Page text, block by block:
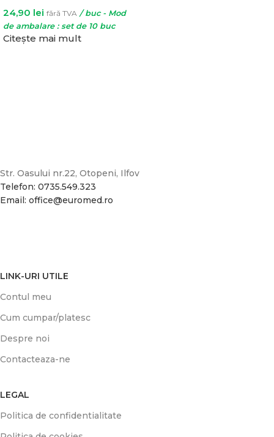
24,90 lei fără TVA / buc - Mod
de ambalare : set de 10 buc
Citește mai mult
Str. Oasului nr.22, Otopeni, Ilfov
Telefon: 0735.549.323
Email: office@euromed.ro
LINK-URI UTILE
Contul meu
Cum cumpar/platesc
Despre noi
Contacteaza-ne
LEGAL
Politica de confidentialitate